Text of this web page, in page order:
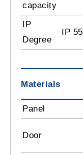
capacity
IP
Degree
IP 55
Materials
Panel
Door